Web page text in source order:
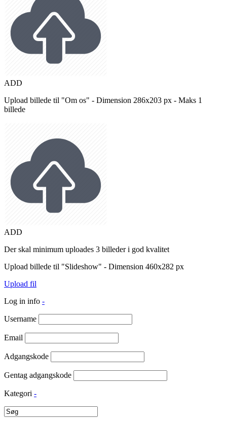
ADD
Upload billede til "Om os" - Dimension 286x203 px - Maks 1
billede
ADD
Der skal minimum uploades 3 billeder i god kvalitet
Upload billede til "Slideshow" - Dimension 460x282 px
Upload fil
Log in info -
Username
Email
Adgangskode
Gentag adgangskode
Kategori -